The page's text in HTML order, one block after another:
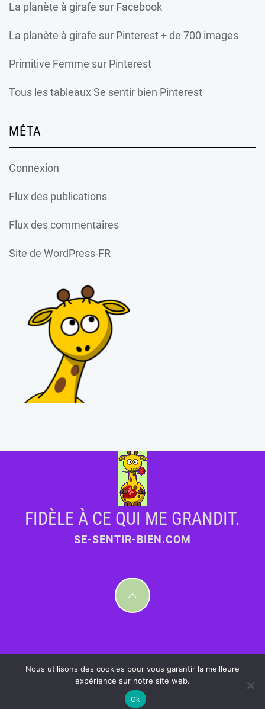
La planète à girafe sur Facebook
La planète à girafe sur Pinterest + de 700 images
Primitive Femme sur Pinterest
Tous les tableaux Se sentir bien Pinterest
MÉTA
Connexion
Flux des publications
Flux des commentaires
Site de WordPress-FR
FIDÈLE À CE QUI ME GRANDIT.
SE-SENTIR-BIEN.COM
Nous utilisons des cookies pour vous garantir la meilleure
expérience sur notre site web.
Ok